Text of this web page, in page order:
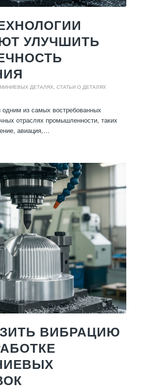
УЛУЧШИТЬ
ДЕТАЛЯХ СТАТЬИ О ДЕТАЛЯХ
из самых востребованных
отраслях промышленности, таких
авиация,…
ВИБРАЦИЮ